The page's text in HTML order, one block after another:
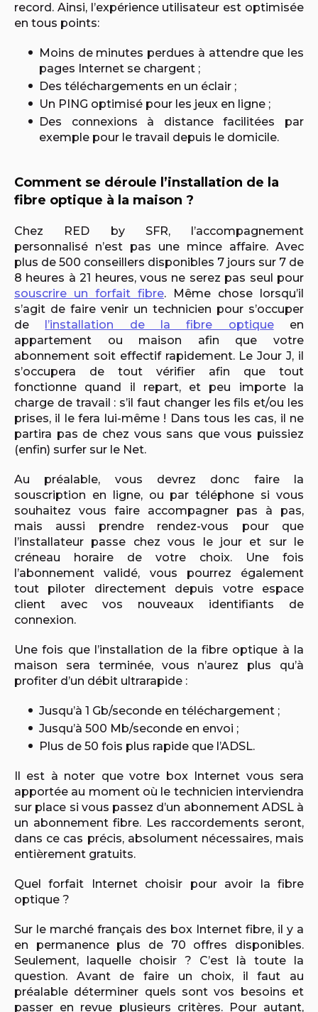
record. Ainsi, l’expérience utilisateur est optimisée
en tous points:
Moins de minutes perdues à attendre que les
pages Internet se chargent ;
Des téléchargements en un éclair ;
Un PING optimisé pour les jeux en ligne ;
Des connexions à distance facilitées par
exemple pour le travail depuis le domicile.
Comment se déroule l’installation de la
fibre optique à la maison ?
Chez RED by SFR, l’accompagnement
personnalisé n’est pas une mince affaire. Avec
plus de 500 conseillers disponibles 7 jours sur 7 de
8 heures à 21 heures, vous ne serez pas seul pour
souscrire un forfait fibre. Même chose lorsqu’il
s’agit de faire venir un technicien pour s’occuper
de l’installation de la fibre optiqueen
appartement ou maison afin que votre
abonnement soit effectif rapidement. Le Jour J, il
s’occupera de tout vérifier afin que tout
fonctionne quand il repart, et peu importe la
charge de travail : s’il faut changer les fils et/ou les
prises, il le fera lui-même ! Dans tous les cas, il ne
partira pas de chez vous sans que vous puissiez
(enfin) surfer sur le Net.
Au préalable, vous devrez donc faire la
souscription en ligne, ou par téléphone si vous
souhaitez vous faire accompagner pas à pas,
mais aussi prendre rendez-vous pour que
l’installateur passe chez vous le jour et sur le
créneau horaire de votre choix. Une fois
l’abonnement validé, vous pourrez également
tout piloter directement depuis votre espace
client avec vos nouveaux identifiants de
connexion.
Une fois que l’installation de la fibre optique à la
maison sera terminée, vous n’aurez plus qu’à
profiter d’un débit ultrarapide :
Jusqu’à 1 Gb/seconde en téléchargement ;
Jusqu’à 500 Mb/seconde en envoi ;
Plus de 50 fois plus rapide que l’ADSL.
Il est à noter que votre box Internet vous sera
apportée au moment où le technicien interviendra
sur place si vous passez d’un abonnement ADSL à
un abonnement fibre. Les raccordements seront,
dans ce cas précis, absolument nécessaires, mais
entièrement gratuits.
Quel forfait Internet choisir pour avoir la fibre
optique ?
Sur le marché français des box Internet fibre, il y a
en permanence plus de 70 offres disponibles.
Seulement, laquelle choisir ? C’est là toute la
question. Avant de faire un choix, il faut au
préalable déterminer quels sont vos besoins et
passer en revue plusieurs critères. Pour autant,